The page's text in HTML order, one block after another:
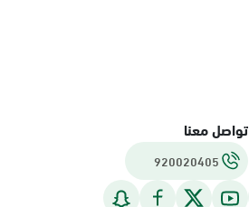
تواصل معنا
920020405